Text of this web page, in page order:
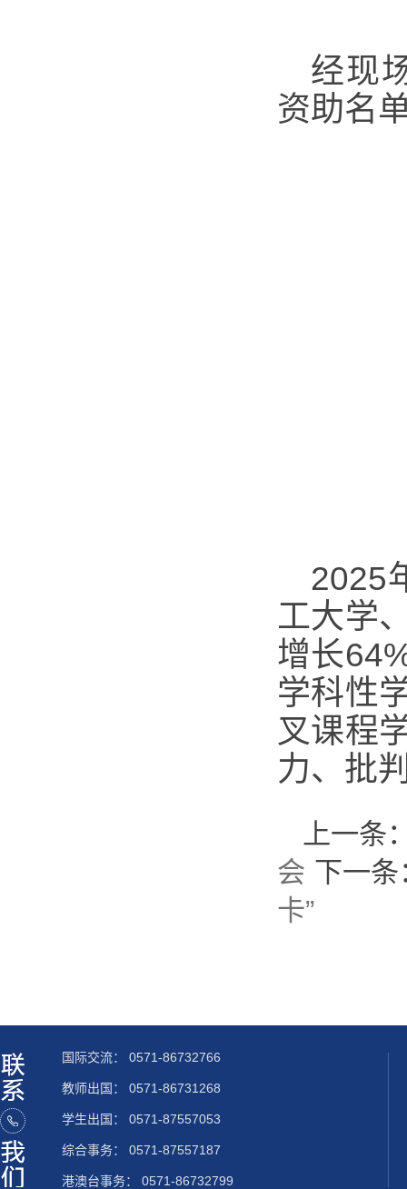
经现
资助名
2025
工大学
增长
学科性
叉课程
力、批
上一条
会 下一条
卡”
国际交流： 0571-86732766
教师出国： 0571-86731268
学生出国： 0571-87557053
综合事务： 0571-87557187
港澳台事务： 0571-86732799